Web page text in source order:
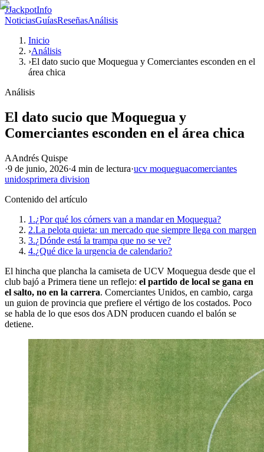
JJackpotInfo
NoticiasGuíasReseñasAnálisis
Inicio
›Análisis
›El dato sucio que Moquegua y Comerciantes esconden en el
área chica
Análisis
El dato sucio que Moquegua y
Comerciantes esconden en el área chica
AAndrés Quispe
·9 de junio, 2026·4 min de lectura·ucv moqueguacomerciantes
unidosprimera division
Contenido del artículo
1.¿Por qué los córners van a mandar en Moquegua?
2.La pelota quieta: un mercado que siempre llega con margen
3.¿Dónde está la trampa que no se ve?
4.¿Qué dice la urgencia de calendario?
El hincha que plancha la camiseta de UCV Moquegua desde que el
club bajó a Primera tiene un reflejo: el partido de local se gana en
el salto, no en la carrera. Comerciantes Unidos, en cambio, carga
un guion de provincia que prefiere el vértigo de los costados. Poco
se habla de lo que esos dos ADN producen cuando el balón se
detiene.